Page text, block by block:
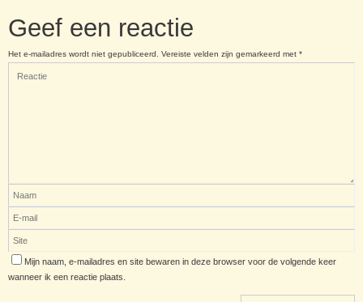
Geef een reactie
Het e-mailadres wordt niet gepubliceerd. Vereiste velden zijn gemarkeerd met *
Mijn naam, e-mailadres en site bewaren in deze browser voor de volgende keer
wanneer ik een reactie plaats.